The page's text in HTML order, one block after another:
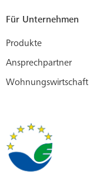
Für Unternehmen
Produkte
Ansprechpartner
Wohnungswirtschaft